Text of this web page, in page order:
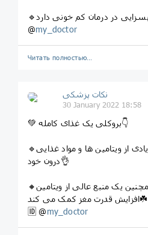
@my_doctor
Читать полностью…
نکات پزشکی
30 January 2022 18:58
💚 بروکلی یک غذای کامله👇
🔹به علت داشتن میزان زیادی از ویتامین ها و مواد غذایی
درون خود👌
🔸همچنین یک منبع عالی از ویتامین k هستش که به
افزایش قدرت مغز کمک می کند☘️
🆔 @my_doctor